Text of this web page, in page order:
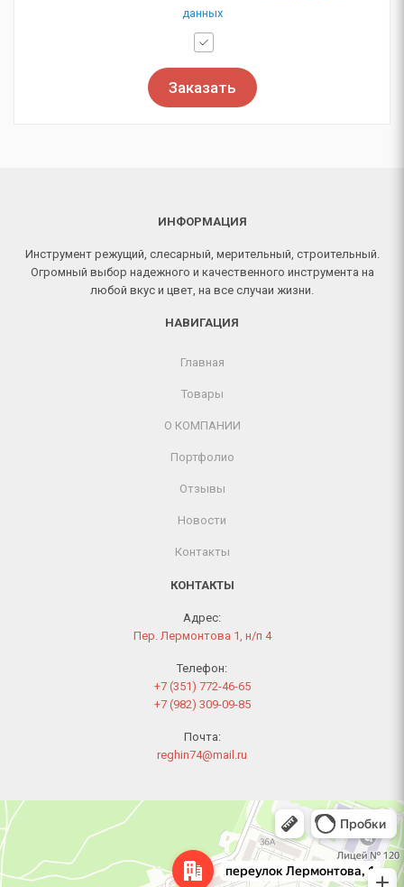
данных
Заказать
ИНФОРМАЦИЯ
Инструмент режущий, слесарный, мерительный, строительный.
Огромный выбор надежного и качественного инструмента на
любой вкус и цвет, на все случаи жизни.
НАВИГАЦИЯ
Главная
Товары
О КОМПАНИИ
Портфолио
Отзывы
Новости
Контакты
КОНТАКТЫ
Адрес:
Пер. Лермонтова 1, н/п 4
Телефон:
+7 (351) 772-46-65
+7 (982) 309-09-85
Почта:
reghin74@mail.ru
Челябинск
Переулок Лермонтова, 1 — Яндекс Карты